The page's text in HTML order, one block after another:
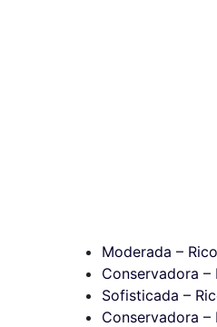
Moderada –
Conservadora –
Sofisticada –
Conservadora